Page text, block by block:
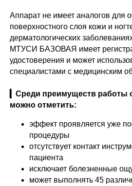
Аппарат не имеет аналогов для
поверхностного слоя кожи и
дерматологических
МТУСИ БАЗОВАЯ имеет
удостоверения и может
специалистами с медицинским
▎Среди преимуществ работы
можно отметить:
эффект проявляется уже
процедуры
отсутствует контакт
пациента
исключает болезненные
может выполнять 45